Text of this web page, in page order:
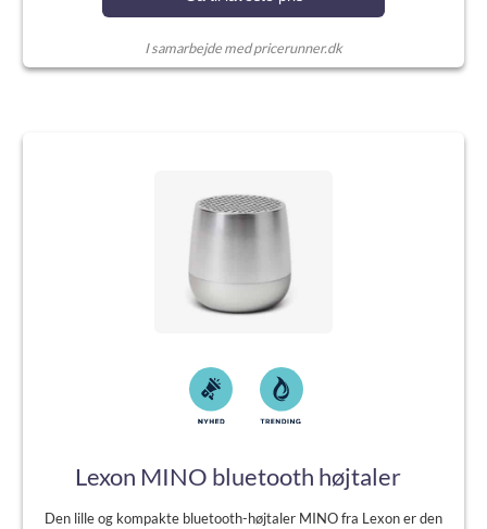
I samarbejde med pricerunner.dk
Lexon MINO bluetooth højtaler
Den lille og kompakte bluetooth-højtaler MINO fra Lexon er den